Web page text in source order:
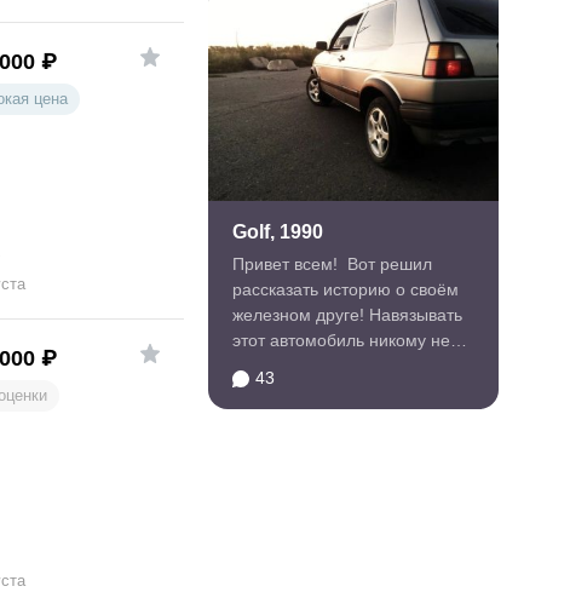
₽
цена
₽
Golf, 1990
Привет всем! Вот решил
рассказать историю о своём
железном друге! Навязывать
этот автомобиль никому не
43